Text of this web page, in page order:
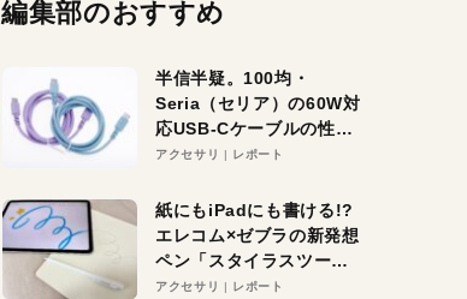
編集部のおすすめ
半信半疑。100均・
Seria（セリア）の60W対
応USB-Cケーブルの性能
を検証。超コスパの1本を
アクセサリ レポート
紙にもiPadにも書ける!?
エレコム×ゼブラの新発想
ペン「スタイラスツーウ
ェイ」レビュー。持ち替
アクセサリ レポート